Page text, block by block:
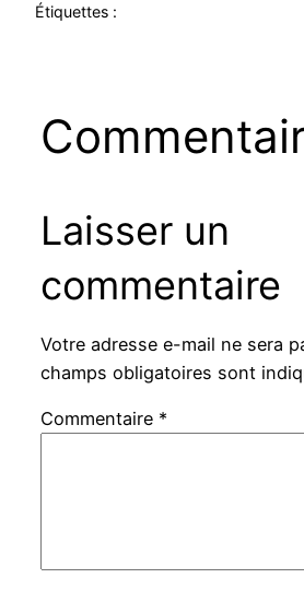
Étiquettes :
Laisser un
commentaire
Votre adresse e-mail ne sera
champs obligatoires sont
Commentaire *